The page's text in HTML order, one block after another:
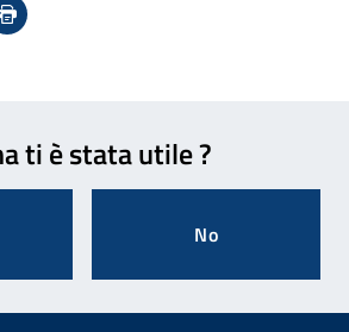
- Sito esterno - Apertura in
- Apertura in nuova finestra
Mail: apre il programma di posta
Stampa pagina: scelta meno
ti è stata utile ?
No